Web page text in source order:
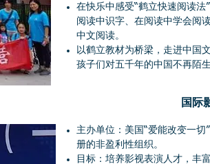
在快乐中感受“鹤立快速阅读
阅读中识字、在阅读中学会阅
中文阅读。
以鹤立教材为桥梁，走进中国
孩子们对五千年的中国不再陌
国际
主办单位：美国“爱能改变一
册的非盈利性组织。
目标：培养影视表演人才，丰